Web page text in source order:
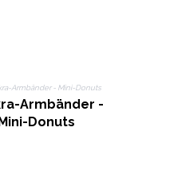
Armbänder -
Donuts